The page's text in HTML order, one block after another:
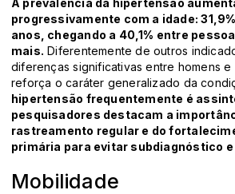
A prevalência da hipertensão
progressivamente com a idade:
anos, chegando a 40,1% entre
mais. Diferentemente de outros
diferenças significativas entre homens e
reforça o caráter generalizado da
hipertensão frequentemente é
pesquisadores destacam a
rastreamento regular e do
primária para evitar subdiagnóstico
Mobilidade